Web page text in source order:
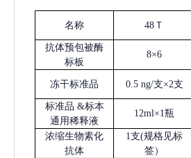
名称 48Ｔ
抗体预包被酶
标板
8×6
冻干标准品 0.5 ng/支×2支
标准品 &标本
通用稀释液
12ml×1瓶
浓缩生物素化
抗体
1支(规格见标
签）